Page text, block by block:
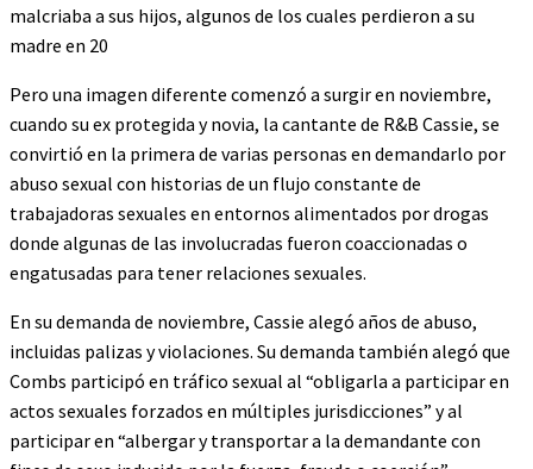
malcriaba a sus hijos, algunos de los cuales perdieron a su
madre en 20
Pero una imagen diferente comenzó a surgir en noviembre,
cuando su ex protegida y novia, la cantante de R&B Cassie, se
convirtió en la primera de varias personas en demandarlo por
abuso sexual con historias de un flujo constante de
trabajadoras sexuales en entornos alimentados por drogas
donde algunas de las involucradas fueron coaccionadas o
engatusadas para tener relaciones sexuales.
En su demanda de noviembre, Cassie alegó años de abuso,
incluidas palizas y violaciones. Su demanda también alegó que
Combs participó en tráfico sexual al “obligarla a participar en
actos sexuales forzados en múltiples jurisdicciones” y al
participar en “albergar y transportar a la demandante con